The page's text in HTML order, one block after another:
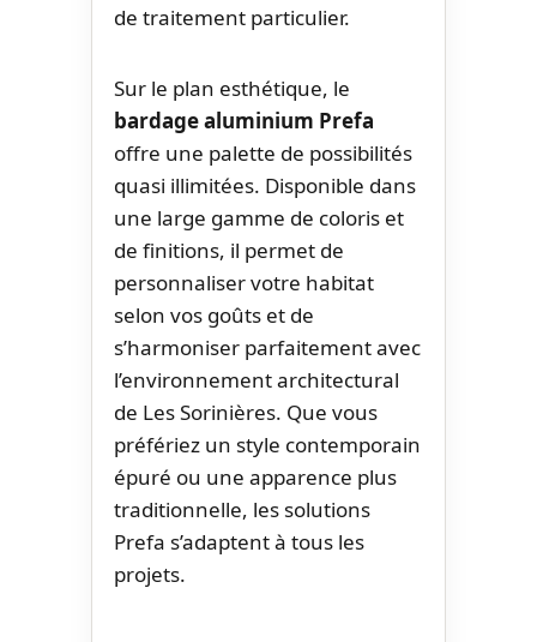
de traitement particulier.
Sur le plan esthétique, le
bardage aluminium Prefa
offre une palette de possibilités
quasi illimitées. Disponible dans
une large gamme de coloris et
de finitions, il permet de
personnaliser votre habitat
selon vos goûts et de
s’harmoniser parfaitement avec
l’environnement architectural
de Les Sorinières. Que vous
préfériez un style contemporain
épuré ou une apparence plus
traditionnelle, les solutions
Prefa s’adaptent à tous les
projets.